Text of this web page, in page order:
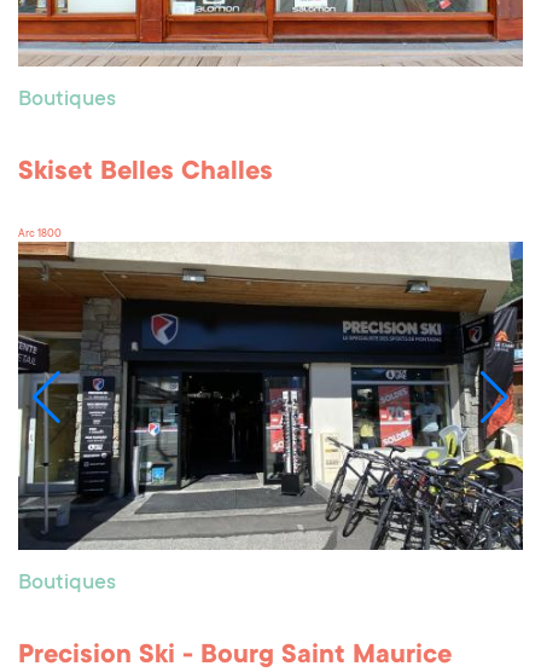
Boutiques
Skiset Belles Challes
Arc 1800
Boutiques
Precision Ski - Bourg Saint Maurice